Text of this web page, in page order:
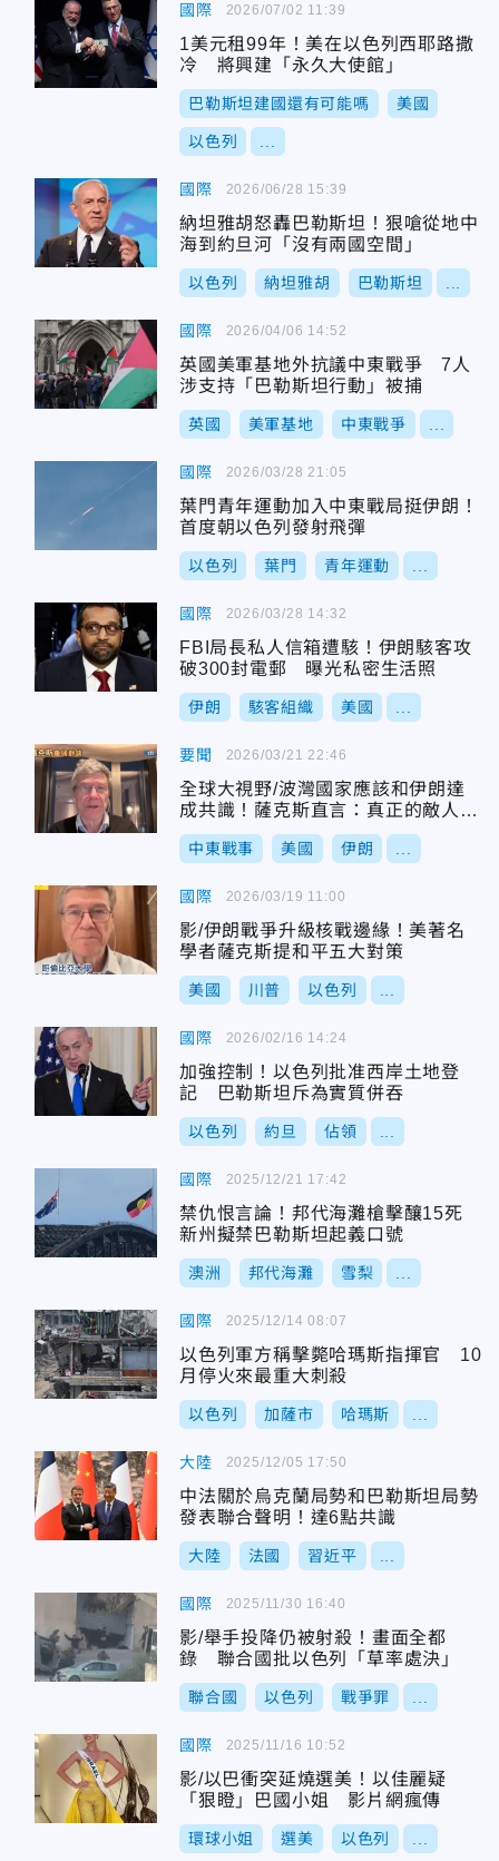
國際
1美元租99年！美在以色列西耶路撒
冷 將興建「永久大使館」
巴勒斯坦建國還有可能嗎 美國
以色列
2026/07/02 11:39
國際
納坦雅胡怒轟巴勒斯坦！狠嗆從地中
海到約旦河「沒有兩國空間」
以色列 納坦雅胡 巴勒斯坦
2026/06/28 15:39
國際
英國美軍基地外抗議中東戰爭 7人
涉支持「巴勒斯坦行動」被捕
英國 美軍基地 中東戰爭
2026/04/06 14:52
國際
葉門青年運動加入中東戰局挺伊朗！
首度朝以色列發射飛彈
以色列 葉門 青年運動
2026/03/28 21:05
國際
FBI局長私人信箱遭駭！伊朗駭客攻
破300封電郵 曝光私密生活照
伊朗 駭客組織 美國
2026/03/28 14:32
要聞
全球大視野/波灣國家應該和伊朗達
成共識！薩克斯直言：真正的敵人是
以色列
中東戰事 美國 伊朗
2026/03/21 22:46
國際
影/伊朗戰爭升級核戰邊緣！美著名
學者薩克斯提和平五大對策
美國 川普 以色列
2026/03/19 11:00
國際
加強控制！以色列批准西岸土地登
記 巴勒斯坦斥為實質併吞
以色列 約旦 佔領
2026/02/16 14:24
國際
禁仇恨言論！邦代海灘槍擊釀15死
新州擬禁巴勒斯坦起義口號
澳洲 邦代海灘 雪梨
2025/12/21 17:42
國際
以色列軍方稱擊斃哈瑪斯指揮官 10
月停火來最重大刺殺
以色列 加薩市 哈瑪斯
2025/12/14 08:07
大陸
中法關於烏克蘭局勢和巴勒斯坦局勢
發表聯合聲明！達6點共識
大陸 法國 習近平
2025/12/05 17:50
國際
影/舉手投降仍被射殺！畫面全都
錄 聯合國批以色列「草率處決」
聯合國 以色列 戰爭罪
2025/11/30 16:40
國際
影/以巴衝突延燒選美！以佳麗疑
「狠瞪」巴國小姐 影片網瘋傳
環球小姐 選美 以色列
2025/11/16 10:52